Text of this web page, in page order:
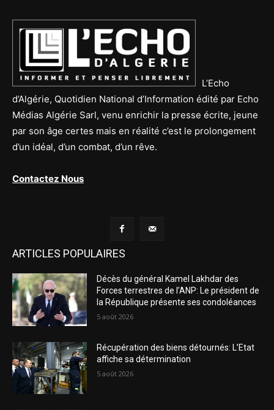
L’Echo
d’Algérie, Quotidien National d’Information édité par Echo
Médias Algérie Sarl, venu enrichir la presse écrite, jeune
par son âge certes mais en réalité c’est le prolongement
d’un idéal, d’un combat, d’un rêve.
Contactez Nous
ARTICLES POPULAIRES
Décès du général Kamel Lakhdar des
Forces terrestres de l’ANP: Le président de
la République présente ses condoléances
5 août 2026
Récupération des biens détournés: L’Etat
affiche sa détermination
5 août 2026